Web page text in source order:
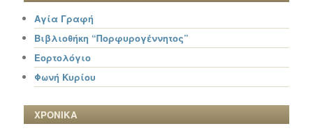
Αγία Γραφή
Βιβλιοθήκη “Πορφυρογέννητος”
Εορτολόγιο
Φωνή Κυρίου
ΧΡΟΝΙΚΑ